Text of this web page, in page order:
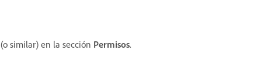
(o similar) en la sección Permisos.